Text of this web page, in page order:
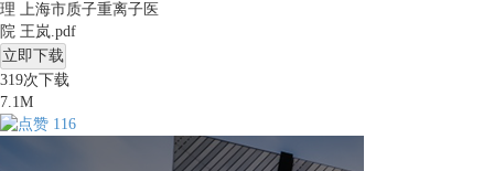
理 上海市质子重离子医
院 王岚.pdf
立即下载
319次下载
7.1M
116